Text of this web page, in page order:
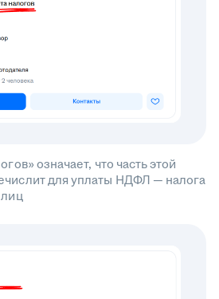
означает, что часть этой
для уплаты НДФЛ — налога